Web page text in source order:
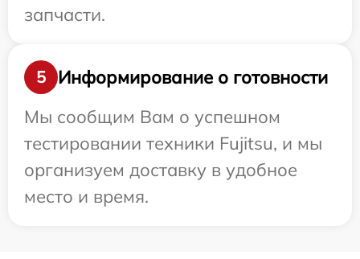
запчасти.
5
Информирование о готовности
Мы сообщим Вам о успешном
тестировании техники Fujitsu, и мы
организуем доставку в удобное
место и время.